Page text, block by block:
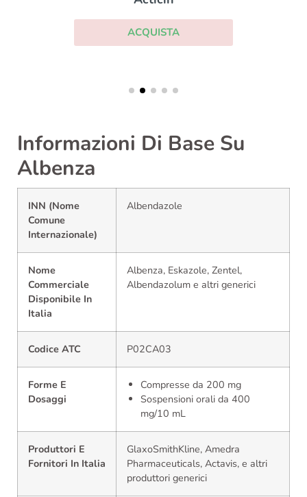
ACQUISTA
Informazioni Di Base Su
Albenza
INN (Nome
Comune
Internazionale)
Albendazole
Nome
Commerciale
Disponibile In
Italia
Albenza, Eskazole, Zentel,
Albendazolum e altri generici
Codice ATC P02CA03
Forme E
Dosaggi
Compresse da 200 mg
Sospensioni orali da 400
mg/10 mL
Produttori E
Fornitori In Italia
GlaxoSmithKline, Amedra
Pharmaceuticals, Actavis, e altri
produttori generici